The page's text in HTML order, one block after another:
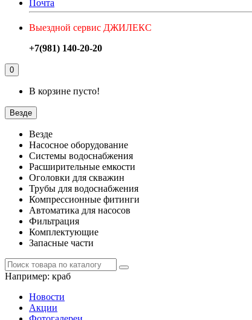
Почта
Выездной сервис ДЖИЛЕКС
+7(981) 140-20-20
0
В корзине пусто!
Везде
Везде
Насосное оборудование
Системы водоснабжения
Расширительные емкости
Оголовки для скважин
Трубы для водоснабжения
Компрессионные фитинги
Автоматика для насосов
Фильтрация
Комплектующие
Запасные части
Например: краб
Новости
Акции